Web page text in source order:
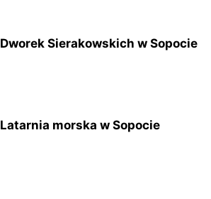
Dworek Sierakowskich w Sopocie
Latarnia morska w Sopocie